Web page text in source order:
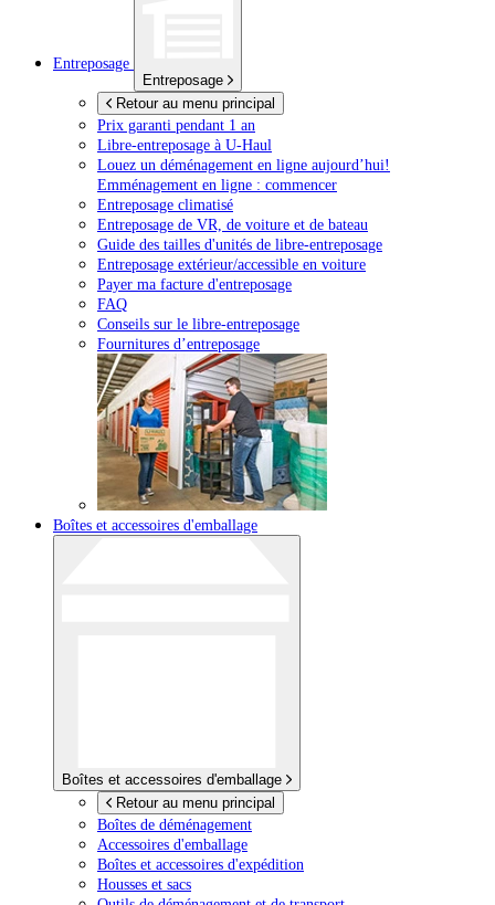
Entreposage
Entreposage
Retour au menu principal
Prix garanti pendant 1 an
Libre-entreposage à U-Haul
Louez un déménagement en ligne aujourd’hui!
Emménagement en ligne : commencer
Entreposage climatisé
Entreposage de VR, de voiture et de bateau
Guide des tailles d'unités de libre-entreposage
Entreposage extérieur/accessible en voiture
Payer ma facture d'entreposage
FAQ
Conseils sur le libre-entreposage
Fournitures d’entreposage
Boîtes et accessoires d'emballage
Boîtes et accessoires d'emballage
Retour au menu principal
Boîtes de déménagement
Accessoires d'emballage
Boîtes et accessoires d'expédition
Housses et sacs